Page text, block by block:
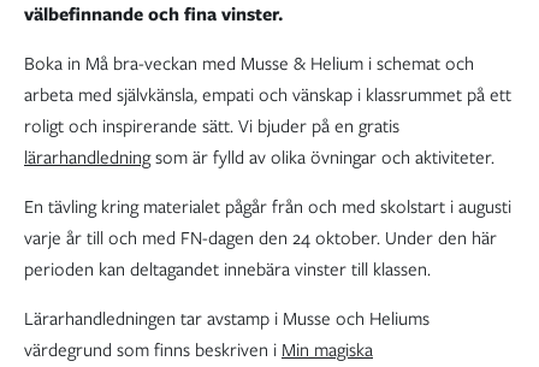
välbefinnande och fina vinster.
Boka in Må bra-veckan med Musse & Helium i schemat och
arbeta med självkänsla, empati och vänskap i klassrummet på ett
roligt och inspirerande sätt. Vi bjuder på en gratis
lärarhandledningsom är fylld av olika övningar och aktiviteter.
En tävling kring materialet pågår från och med skolstart i augusti
varje år till och med FN-dagen den 24 oktober. Under den här
perioden kan deltagandet innebära vinster till klassen.
Lärarhandledningen tar avstamp i Musse och Heliums
värdegrund som finns beskriven i Min magiska